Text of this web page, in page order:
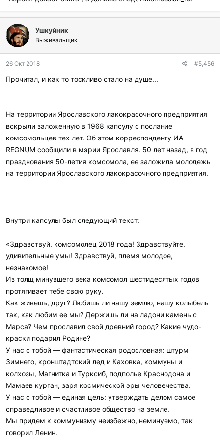
собой и сама себя поглощает изнутри.
Когда-то давным-давно мы знали, что как американский
гражданин каждый из нас несет огромную ответственность.
От нас ожидалось, что мы будем напряженно трудиться, по-
честному играть, поступать с другим так, как хотим, чтобы они
поступали с нами, и служили своей стране, когда нас к этому
лозунге, предназначение которого продвигать войну. Зато мы,
корыстолюбия. Соединенные Штаты Империи просто стали
слишком большими, слишком разнообразными и слишком
«исключительными», чтобы они смогли выжить.
Ушкуйник
Выживальщик
26 Окт 2018 #5,456
Прочитал, и как то тоскливо стало на душе...
На территории Ярославского лакокрасочного предприятия
вскрыли заложенную в 1968 капсулу с послание
комсомольцев тех лет. Об этом корреспонденту ИА
REGNUM сообщили в мэрии Ярославля. 50 лет назад, в год
празднования 50-летия комсомола, ее заложила молодежь
на территории Ярославского лакокрасочного предприятия.
Внутри капсулы был следующий текст:
«Здравствуй, комсомолец 2018 года! Здравствуйте,
удивительные умы! Здравствуй, племя молодое,
незнакомое!
Из толщ минувшего века комсомол шестидесятых годов
протягивает тебе свою руку.
Как живешь, друг? Любишь ли нашу землю, нашу колыбель
так, как любим ее мы? Держишь ли на ладони камень с
Марса? Чем прославил свой древний город? Какие чудо-
краски подарил Родине?
У нас с тобой — фантастическая родословная: штурм
Зимнего, кронштадтский лед и Каховка, коммуны и
колхозы, Магнитка и Турксиб, подполье Краснодона и
Мамаев курган, заря космической эры человечества.
У нас с тобой — единая цель: утверждать делом самое
справедливое и счастливое общество на земле.
Мы придем к коммунизму неизбежно, неминуемо, так
говорил Ленин.